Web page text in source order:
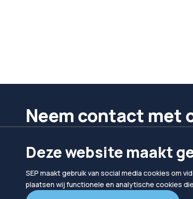
Neem contact met
024 302 10 10 hallo@sep.nl
Deze website maakt
SEP maakt gebruik van social media cookies om
plaatsen wij functionele en analytische cookies